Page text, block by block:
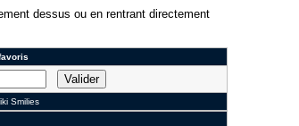
dessus ou en rentrant directement
Smilies